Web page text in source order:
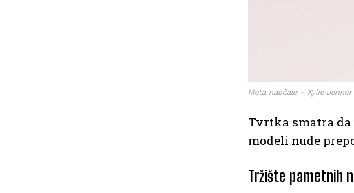
Meta naočale – Kylie Jenner
Tvrtka smatra
modeli nude
Tržište pametnih